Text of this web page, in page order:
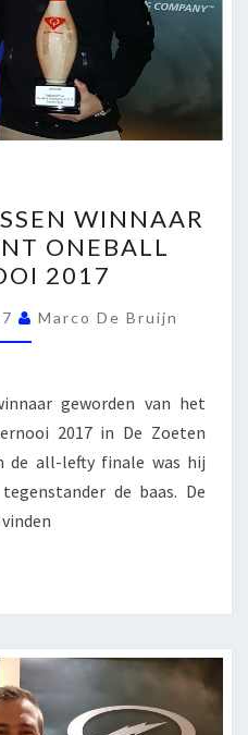
STINISSEN
WINNAAR
DEBESTEPRINT
ONEBALL
TOERNOOI
WINNAAR
ONEBALL
2017
Marco De Bruijn
geworden van het
2017 in De Zoeten
de all-lefty finale was hij
de baas. De